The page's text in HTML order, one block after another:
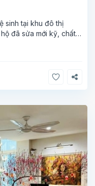
sinh tại khu đô thị
đã sửa mới kỹ, chất
gian thoáng sáng.